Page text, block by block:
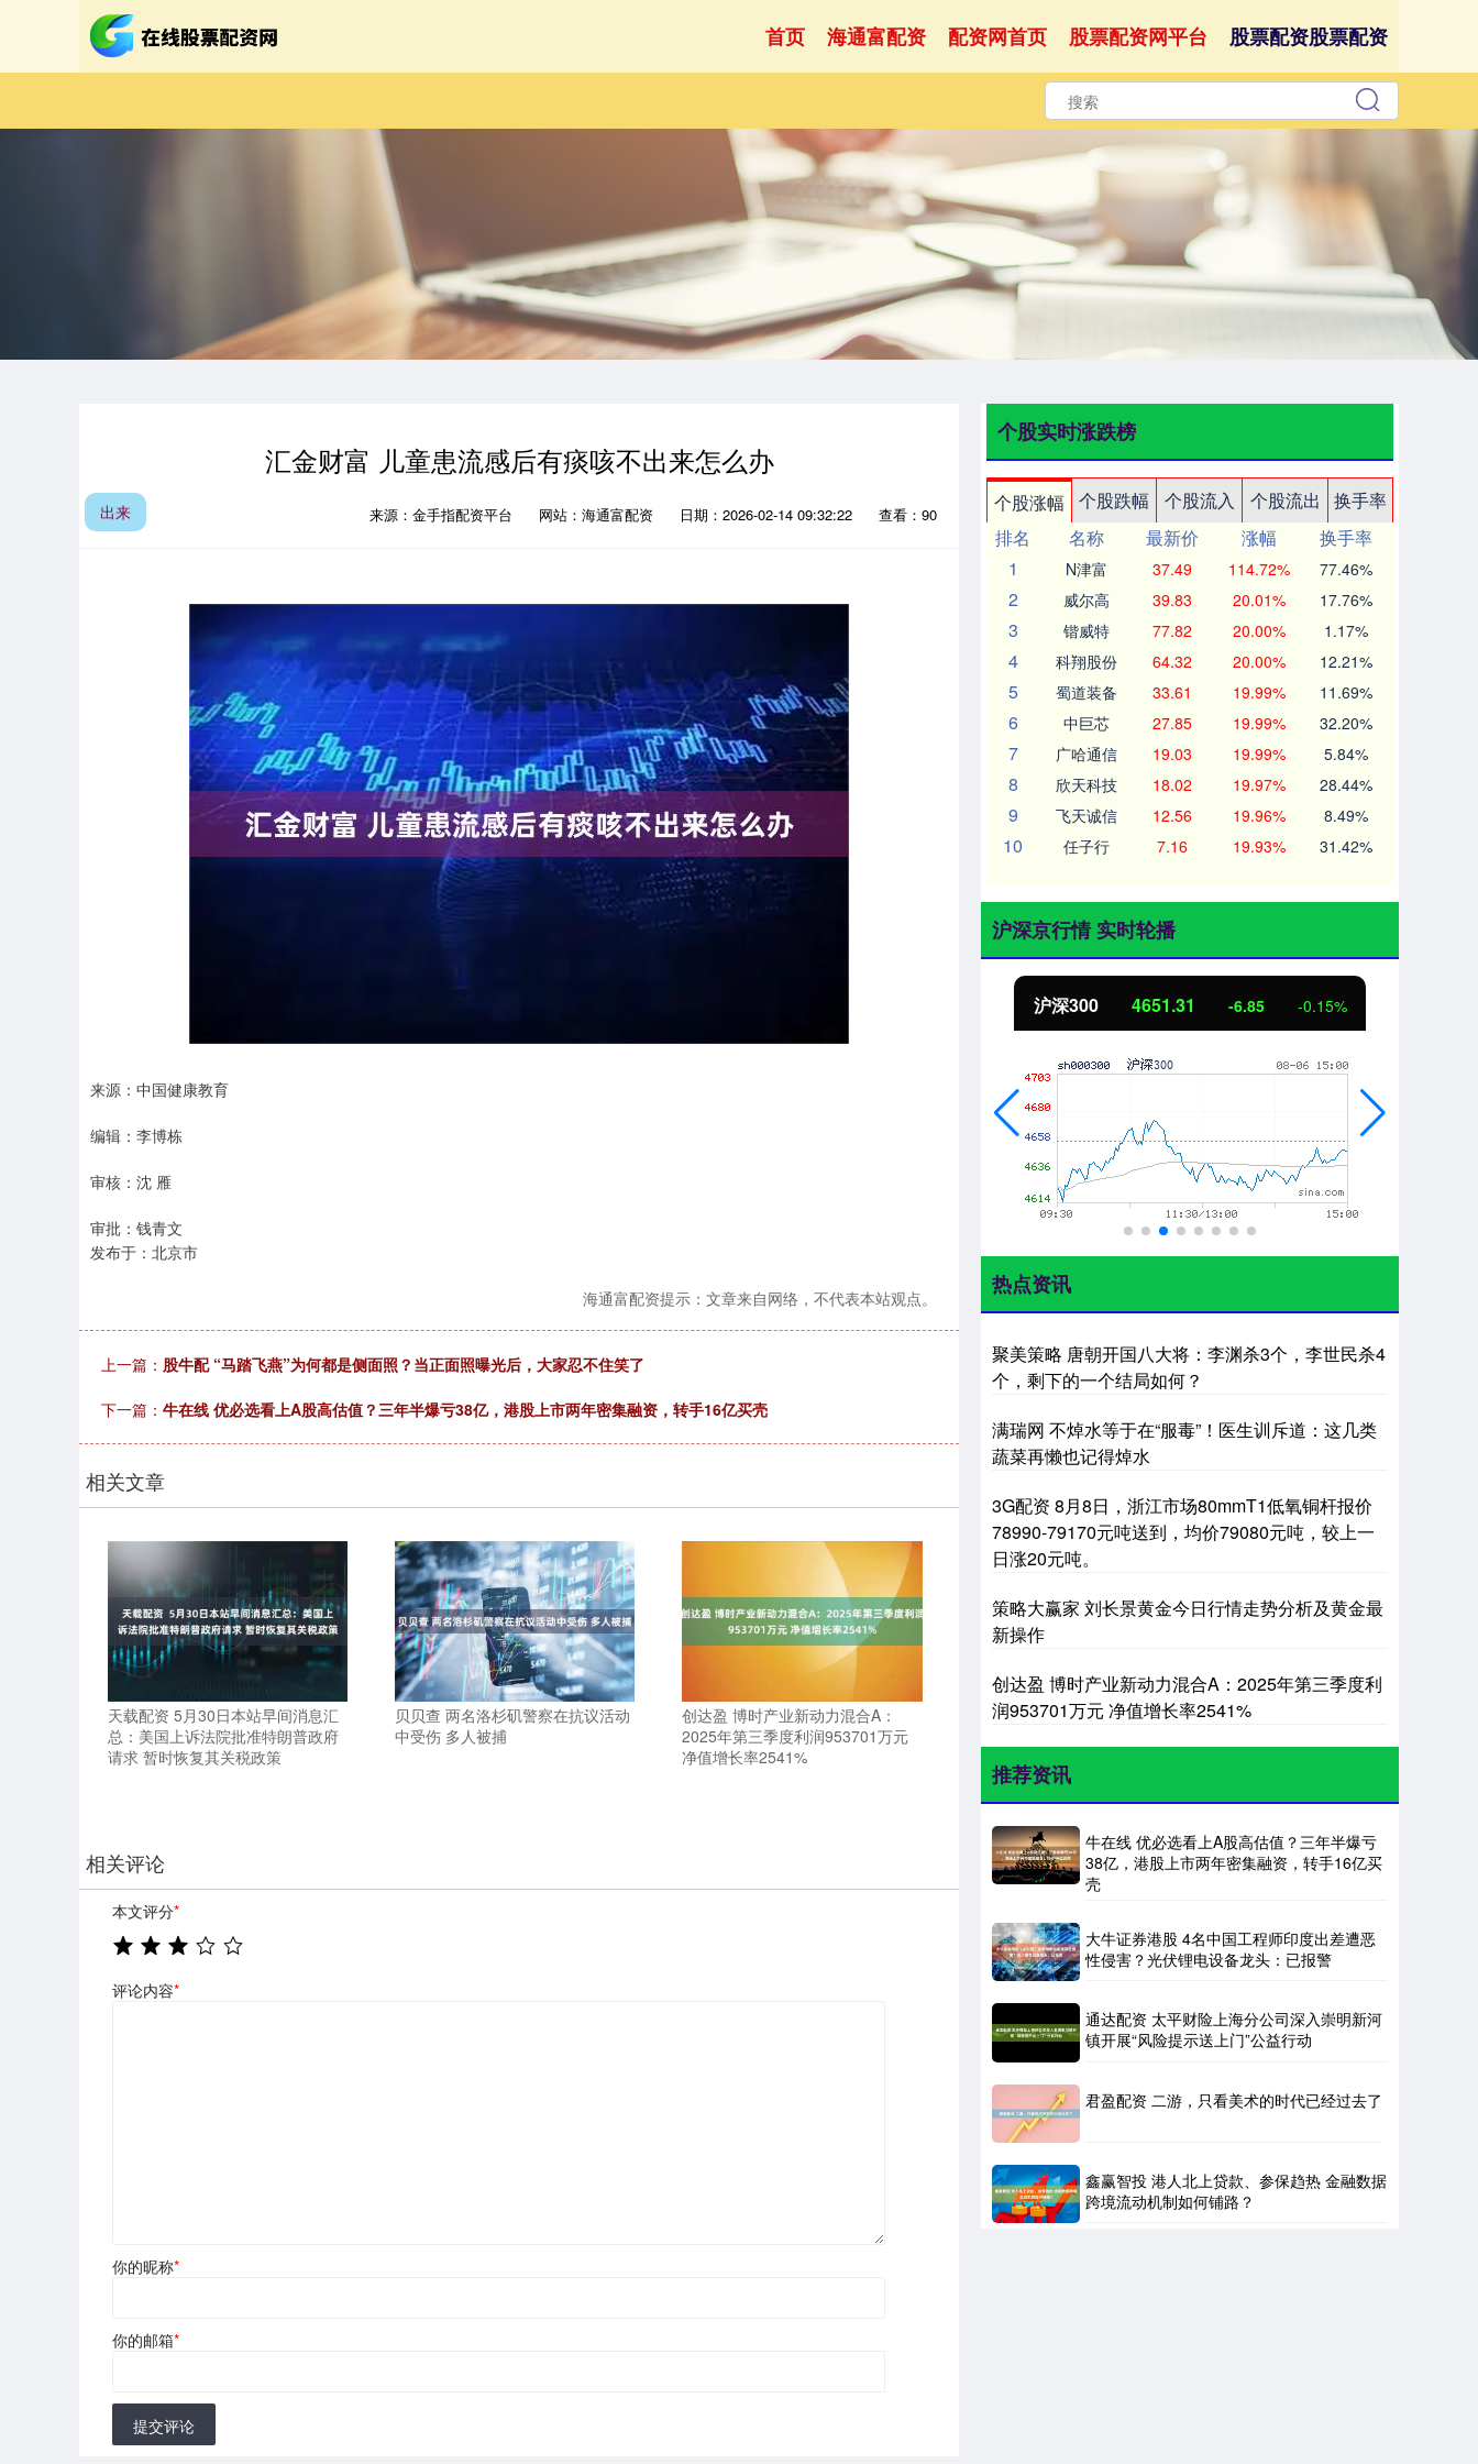
首页 海通富配资 配资网首页 股票配资网平台 股票配资股票配资
汇金财富 儿童患流感后有痰咳不出来怎么办
出来 来源：金手指配资平台 网站：海通富配资 日期：2026-02-14 09:32:22 查看：90
来源：中国健康教育
编辑：李博栋
审核：沈 雁
审批：钱青文
发布于：北京市
海通富配资提示：文章来自网络，不代表本站观点。
上一篇： 股牛配 “马踏飞燕”为何都是侧面照？当正面照曝光后，大家忍不住笑了
下一篇： 牛在线 优必选看上A股高估值？三年半爆亏38亿，港股上市两年密集融资，转手16亿买壳
相关文章
天载配资 5月30日本站早间消息汇
总：美国上诉法院批准特朗普政府
请求 暂时恢复其关税政策
贝贝查 两名洛杉矶警察在抗议活动
中受伤 多人被捕
创达盈 博时产业新动力混合A：
2025年第三季度利润953701万元
净值增长率2541%
相关评论
本文评分*
评论内容*
你的昵称*
你的邮箱*
提交评论
个股实时涨跌榜
个股涨幅 个股跌幅 个股流入 个股流出
换手率
排名
名称 最新价 涨幅
换手率
1
N津富 37.49 114.72% 77.46%
2 威尔高 39.83 20.01% 17.76%
3 锴威特 77.82 20.00% 1.17%
4 科翔股份 64.32 20.00% 12.21%
5 蜀道装备 33.61 19.99% 11.69%
6 中巨芯 27.85 19.99% 32.20%
7 广哈通信 19.03 19.99% 5.84%
8 欣天科技 18.02 19.97% 28.44%
9 飞天诚信 12.56 19.96% 8.49%
10 任子行 7.16 19.93% 31.42%
沪深京行情 实时轮播
沪深300 4651.31 -6.85 -0.15%
热点资讯
聚美策略 唐朝开国八大将：李渊杀3个，李世民杀4
个，剩下的一个结局如何？
满瑞网 不焯水等于在“服毒”！医生训斥道：这几类
蔬菜再懒也记得焯水
3G配资 8月8日，浙江市场80mmT1低氧铜杆报价
78990-79170元吨送到，均价79080元吨，较上一
日涨20元吨。
策略大赢家 刘长景黄金今日行情走势分析及黄金最
新操作
创达盈 博时产业新动力混合A：2025年第三季度利
润953701万元 净值增长率2541%
推荐资讯
牛在线 优必选看上A股高估值？三年半爆亏
38亿，港股上市两年密集融资，转手16亿买
壳
大牛证券港股 4名中国工程师印度出差遭恶
性侵害？光伏锂电设备龙头：已报警
通达配资 太平财险上海分公司深入崇明新河
镇开展“风险提示送上门”公益行动
君盈配资 二游，只看美术的时代已经过去了
鑫赢智投 港人北上贷款、参保趋热 金融数据
跨境流动机制如何铺路？